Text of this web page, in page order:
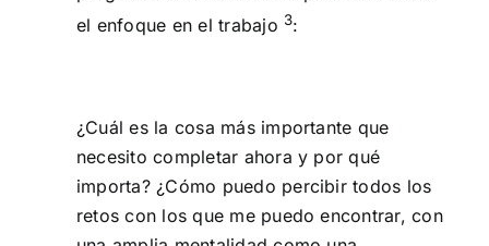
el enfoque en el trabajo 3:
¿Cuál es la cosa más importante que
necesito completar ahora y por qué
importa? ¿Cómo puedo percibir todos los
retos con los que me puedo encontrar, con